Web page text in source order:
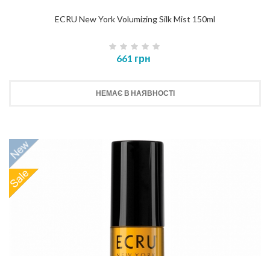
ECRU New York Volumizing Silk Mist 150ml
661 грн
НЕМАЄ В НАЯВНОСТІ